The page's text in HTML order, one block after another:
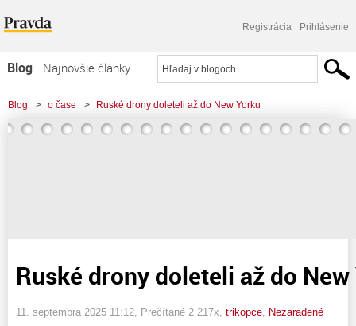
Registrácia Prihlásenie
Blog
Najnovšie články
Najčítanejšie články
Najkomentovanejšie články
Blog > o čase > Ruské drony doleteli až do New Yorku
Ruské drony doleteli až do
11. septembra 2025 11:12 , Prečítané 2 217x, trikopce Nezaradené